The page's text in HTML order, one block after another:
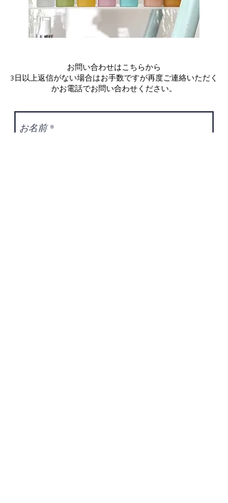
お問い合わせはこちらから
3日以上返信がない場合はお手数ですが再度ご連絡いただく
かお電話でお問い合わせください。